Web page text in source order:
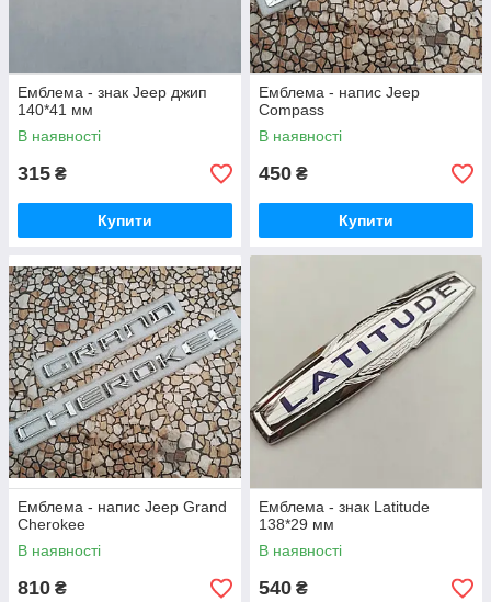
Емблема - знак Jeep джип
140*41 мм
В наявності
315 ₴
Купити
Емблема - напис Jeep
Compass
В наявності
450 ₴
Купити
Емблема - напис Jeep Grand
Cherokee
В наявності
810 ₴
Емблема - знак Latitude
138*29 мм
В наявності
540 ₴